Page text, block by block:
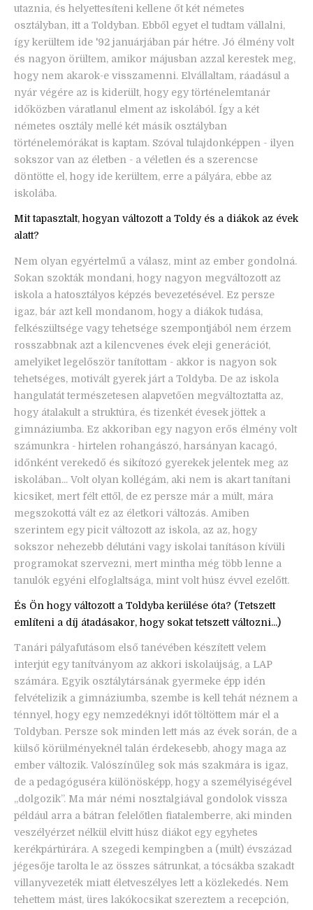
utaznia, és helyettesíteni kellene őt két németes
osztályban, itt a Toldyban. Ebből egyet el tudtam vállalni,
így kerültem ide '92 januárjában pár hétre. Jó élmény volt
és nagyon örültem, amikor májusban azzal kerestek meg,
hogy nem akarok-e visszamenni. Elvállaltam, ráadásul a
nyár végére az is kiderült, hogy egy történelemtanár
időközben váratlanul elment az iskolából. Így a két
németes osztály mellé két másik osztályban
történelemórákat is kaptam. Szóval tulajdonképpen - ilyen
sokszor van az életben - a véletlen és a szerencse
döntötte el, hogy ide kerültem, erre a pályára, ebbe az
iskolába.
Mit tapasztalt, hogyan változott a Toldy és a diákok az évek
alatt?
Nem olyan egyértelmű a válasz, mint az ember gondolná.
Sokan szokták mondani, hogy nagyon megváltozott az
iskola a hatosztályos képzés bevezetésével. Ez persze
igaz, bár azt kell mondanom, hogy a diákok tudása,
felkészültsége vagy tehetsége szempontjából nem érzem
rosszabbnak azt a kilencvenes évek eleji generációt,
amelyiket legelőször tanítottam - akkor is nagyon sok
tehetséges, motivált gyerek járt a Toldyba. De az iskola
hangulatát természetesen alapvetően megváltoztatta az,
hogy átalakult a struktúra, és tizenkét évesek jöttek a
gimnáziumba. Ez akkoriban egy nagyon erős élmény volt
számunkra - hirtelen rohangászó, harsányan kacagó,
időnként verekedő és sikítozó gyerekek jelentek meg az
iskolában... Volt olyan kollégám, aki nem is akart tanítani
kicsiket, mert félt ettől, de ez persze már a múlt, mára
megszokottá vált ez az életkori változás. Amiben
szerintem egy picit változott az iskola, az az, hogy
sokszor nehezebb délutáni vagy iskolai tanításon kívüli
programokat szervezni, mert mintha még több lenne a
tanulók egyéni elfoglaltsága, mint volt húsz évvel ezelőtt.
És Ön hogy változott a Toldyba kerülése óta? (Tetszett
említeni a díj átadásakor, hogy sokat tetszett változni...)
Tanári pályafutásom első tanévében készített velem
interjút egy tanítványom az akkori iskolaújság, a LAP
számára. Egyik osztálytársának gyermeke épp idén
felvételizik a gimnáziumba, szembe is kell tehát néznem a
ténnyel, hogy egy nemzedéknyi időt töltöttem már el a
Toldyban. Persze sok minden lett más az évek során, de a
külső körülményeknél talán érdekesebb, ahogy maga az
ember változik. Valószínűleg sok más szakmára is igaz,
de a pedagóguséra különösképp, hogy a személyiségével
„dolgozik”. Ma már némi nosztalgiával gondolok vissza
például arra a bátran felelőtlen fiatalemberre, aki minden
veszélyérzet nélkül elvitt húsz diákot egy egyhetes
kerékpártúrára. A szegedi kempingben a (múlt) évszázad
jégesője tarolta le az összes sátrunkat, a tócsákba szakadt
villanyvezeték miatt életveszélyes lett a közlekedés. Nem
tehettem mást, üres lakókocsikat szereztem a recepción,